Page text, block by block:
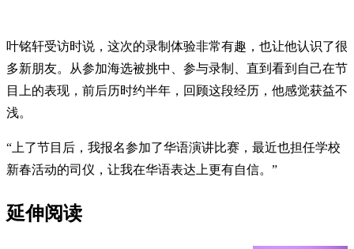
叶铭轩受访时说，这次的录制体验非常有趣，也让他认识了很
多新朋友。从参加海选被挑中、参与录制、直到看到自己在节
目上的表现，前后历时约半年，回顾这段经历，他感觉获益不
浅。
“上了节目后，我报名参加了华语演讲比赛，最近也担任学校
新春活动的司仪，让我在华语表达上更有自信。”
延伸阅读